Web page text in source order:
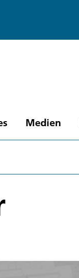
Medien